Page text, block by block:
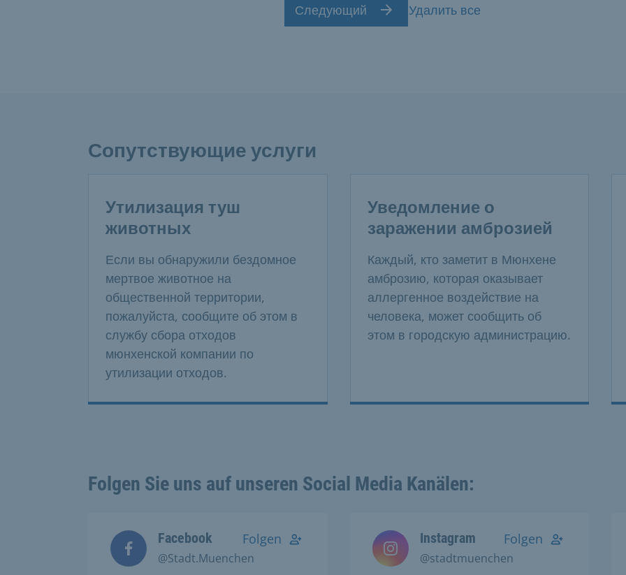
Следующий Удалить все
Сопутствующие услуги
Утилизация туш
животных
Если вы обнаружили бездомное
мертвое животное на
общественной территории,
пожалуйста, сообщите об этом в
службу сбора отходов
мюнхенской компании по
утилизации отходов.
Уведомление о
заражении амброзией
Каждый, кто заметит в Мюнхене
амброзию, которая оказывает
аллергенное воздействие на
человека, может сообщить об
этом в городскую администрацию.
Folgen Sie uns auf unseren Social Media Kanälen:
Facebook
@Stadt.Muenchen
Folgen Instagram
@stadtmuenchen
Folgen